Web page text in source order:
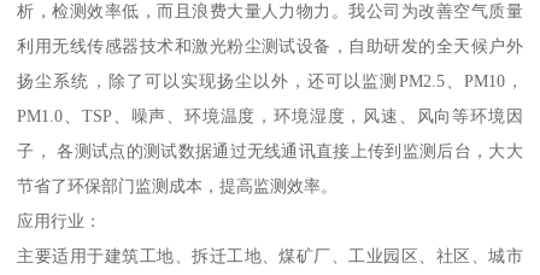
析，检测效率低，而且浪费大量人力物力。我公司为改善空气质量
利用无线传感器技术和激光粉尘测试设备，自助研发的全天候户外
扬尘系统，除了可以实现扬尘以外，还可以监测PM2.5、PM10，
PM1.0、TSP、噪声、环境温度，环境湿度，风速、风向等环境因
子， 各测试点的测试数据通过无线通讯直接上传到监测后台，大大
节省了环保部门监测成本，提高监测效率。
应用行业：
主要适用于建筑工地、拆迁工地、煤矿厂、工业园区、社区、城市